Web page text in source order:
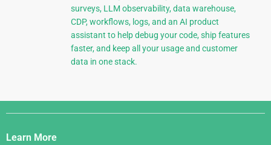
surveys, LLM observability, data warehouse,
CDP, workflows, logs, and an AI product
assistant to help debug your code, ship features
faster, and keep all your usage and customer
data in one stack.
Django
Links
Learn More